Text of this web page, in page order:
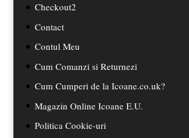
Checkout2
Contact
Contul Meu
Cum Comanzi si Returnezi
Cum Cumperi de la Icoane.co.uk?
Magazin Online Icoane E.U.
Politica Cookie-uri